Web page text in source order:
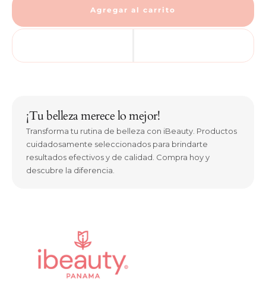
Agregar al carrito
¡Tu belleza merece lo mejor!
Transforma tu rutina de belleza con iBeauty. Productos
cuidadosamente seleccionados para brindarte
resultados efectivos y de calidad. Compra hoy y
descubre la diferencia.